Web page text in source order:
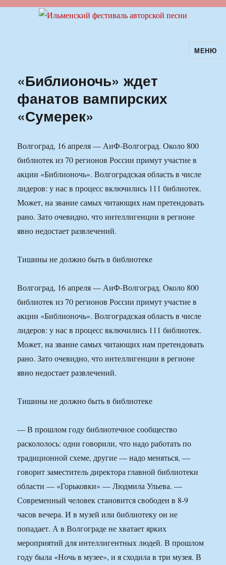
Ильменский фестиваль авторскойМЕНЮ
«Библионочь» ждет
фанатов вампирских
«Сумерек»
Волгоград, 16 апреля — АиФ-Волгоград. Около 800
библиотек из 70 регионов России примут участие в
акции «Библионочь». Волгоградская область в числе
лидеров: у нас в процесс включились 111 библиотек.
Может, на звание самых читающих нам претендовать
рано. Зато очевидно, что интеллигенции в регионе
явно недостает развлечений.
Тишины не должно быть в библиотеке
Волгоград, 16 апреля — АиФ-Волгоград. Около 800
библиотек из 70 регионов России примут участие в
акции «Библионочь». Волгоградская область в числе
лидеров: у нас в процесс включились 111 библиотек.
Может, на звание самых читающих нам претендовать
рано. Зато очевидно, что интеллигенции в регионе
явно недостает развлечений.
Тишины не должно быть в библиотеке
— В прошлом году библиотечное сообщество
раскололось: одни говорили, что надо работать по
традиционной схеме, другие — надо меняться, —
говорит заместитель директора главной библиотеки
области — «Горьковки» — Людмила Ульева. —
Современный человек становится свободен в 8-9
часов вечера. И в музей или библиотеку он не
попадает. А в Волгограде не хватает ярких
мероприятий для интеллигентных людей. В прошлом
году была «Ночь в музее», и я сходила в три музея. В